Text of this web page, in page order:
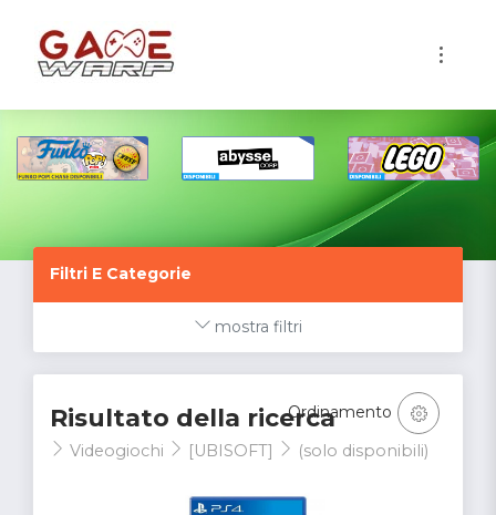
Filtri E Categorie
mostra filtri
Risultato della ricerca
Videogiochi [UBISOFT] (solo disponibili)
Ordinamento